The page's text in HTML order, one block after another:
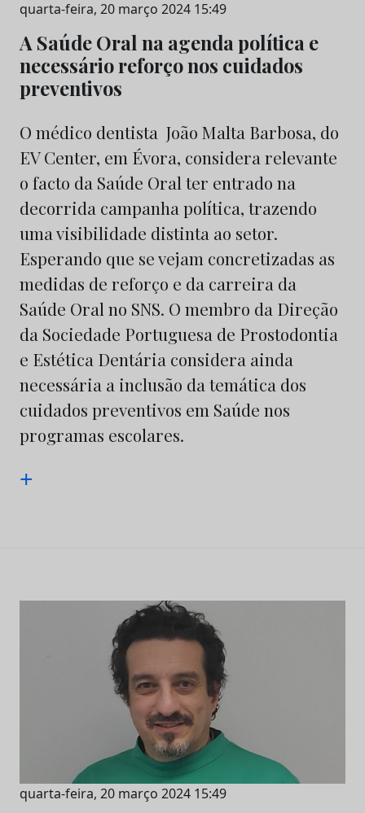
quarta-feira, 20 março 2024 15:49
A Saúde Oral na agenda política e
necessário reforço nos cuidados
preventivos
O médico dentista João Malta Barbosa, do
EV Center, em Évora, considera relevante
o facto da Saúde Oral ter entrado na
decorrida campanha política, trazendo
uma visibilidade distinta ao setor.
Esperando que se vejam concretizadas as
medidas de reforço e da carreira da
Saúde Oral no SNS. O membro da Direção
da Sociedade Portuguesa de Prostodontia
e Estética Dentária considera ainda
necessária a inclusão da temática dos
cuidados preventivos em Saúde nos
programas escolares.
+
quarta-feira, 20 março 2024 15:49